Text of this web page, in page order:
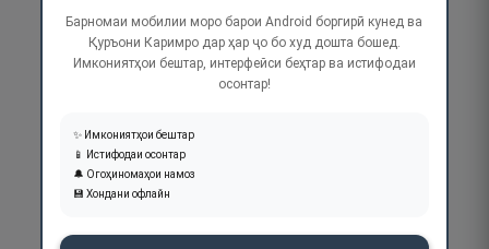
Барномаи мобилии моро барои Android боргирӣ кунед ва
Қуръони Каримро дар ҳар ҷо бо худ дошта бошед.
Имкониятҳои бештар, интерфейси беҳтар ва истифодаи
осонтар!
✨ Имкониятҳои бештар
📱 Истифодаи осонтар
🔔 Огоҳиномаҳои намоз
💾 Хондани офлайн